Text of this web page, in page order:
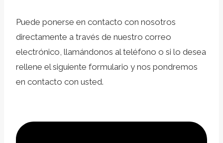
Puede ponerse en contacto con nosotros
directamente a través de nuestro correo
electrónico, llamándonos al teléfono o si lo desea
rellene el siguiente formulario y nos pondremos
en contacto con usted.